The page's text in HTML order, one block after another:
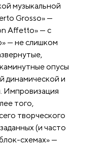
музыкальной
Grosso» —
Affetto» — с
— не слишком
опусы
динамической и
Импровизация
того,
творческого
(и часто
схемах» —